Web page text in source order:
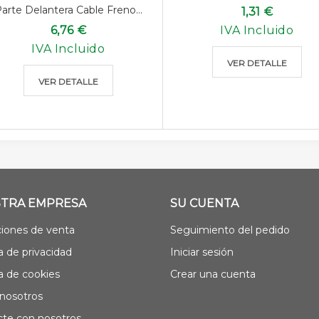
Delantera Cable Freno...
6,76 €
IVA Incluido
VER DETALLE
1,31 €
IVA Incluido
VER DETALLE
EMPRESA
de venta
de privacidad
de cookies
SU CUENTA
Seguimiento del pedido
Iniciar sesión
Crear una cuenta